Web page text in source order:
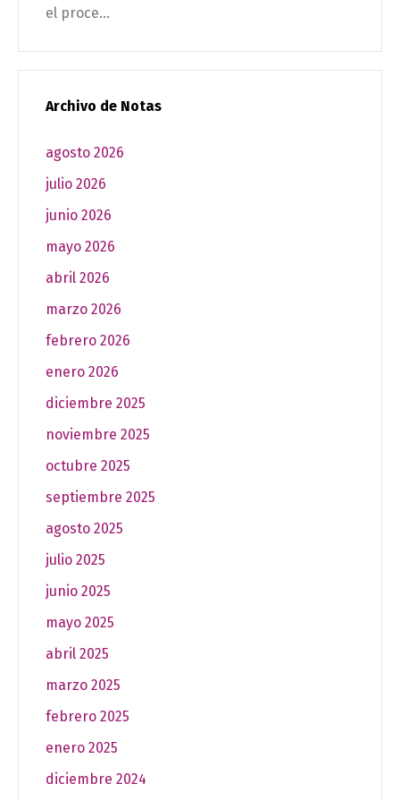
el proce...
Archivo de Notas
agosto 2026
julio 2026
junio 2026
mayo 2026
abril 2026
marzo 2026
febrero 2026
enero 2026
diciembre 2025
noviembre 2025
octubre 2025
septiembre 2025
agosto 2025
julio 2025
junio 2025
mayo 2025
abril 2025
marzo 2025
febrero 2025
enero 2025
diciembre 2024